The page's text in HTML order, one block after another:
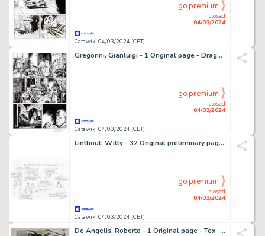
Catawiki 04/03/2024 (CET)
closed
04/03/2024
go premium
Gregorini, Gianluigi - 1 Original page - Dragonero #10 - "Le fosse dei Fargh" - 2014
Catawiki 04/03/2024 (CET)
closed
04/03/2024
go premium
Linthout, Willy - 32 Original preliminary page - Urbanus 142 - De teerputten van Tollembeek - 2010
Catawiki 04/03/2024 (CET)
closed
04/03/2024
go premium
De Angelis, Roberto - 1 Original page - Tex - Speciale n. 18 - Ombre nella Notte - 2004